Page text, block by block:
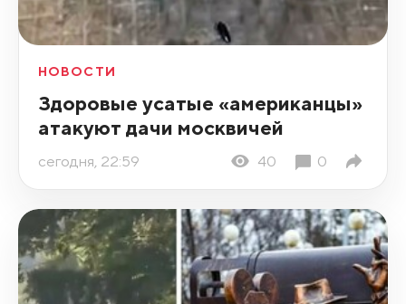
НОВОСТИ
Здоровые усатые «американцы»
атакуют дачи москвичей
сегодня, 22:59 40 0